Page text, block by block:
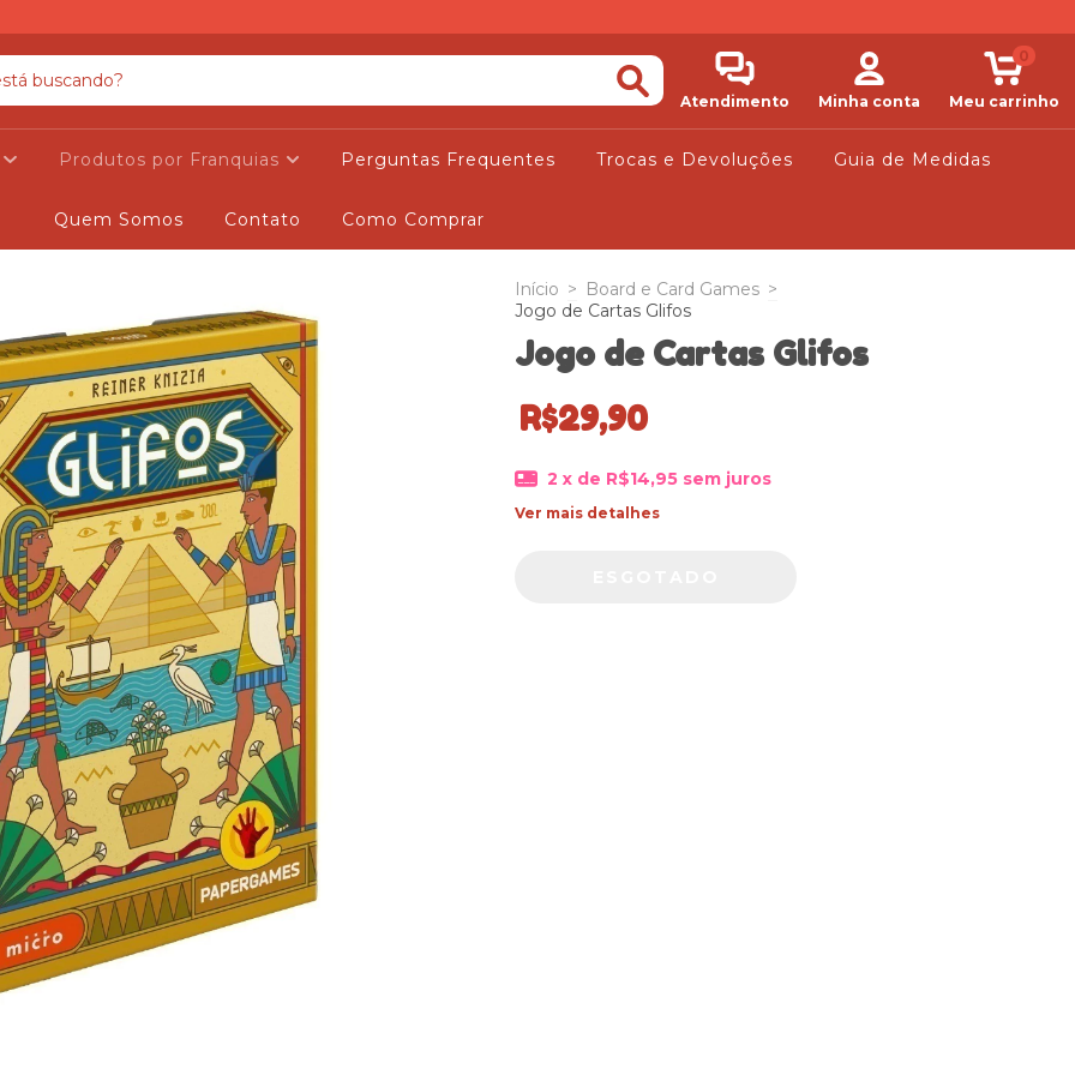
Atendimento Minha conta Meu carrinho
0
Produtos por Franquias Perguntas Frequentes Trocas e Devoluções Guia de Medidas
Quem Somos Contato Como Comprar
Início > Board e Card Games >
Jogo de Cartas Glifos
Jogo de Cartas Glifos
R$29,90
2 x de R$14,95 sem juros
Ver mais detalhes